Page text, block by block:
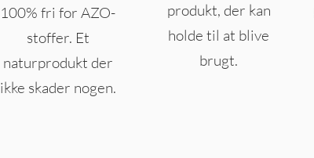
100% fri for AZO-
stoffer. Et
naturprodukt der
ikke skader nogen.
produkt, der kan
holde til at blive
brugt.